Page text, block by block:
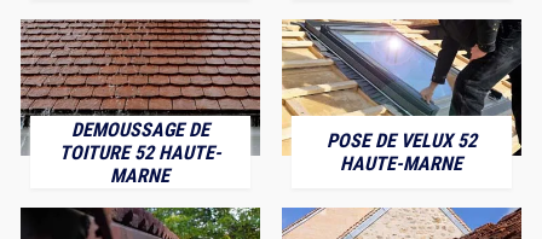
DEMOUSSAGE DE
TOITURE 52 HAUTE-
MARNE
POSE DE VELUX 52
HAUTE-MARNE